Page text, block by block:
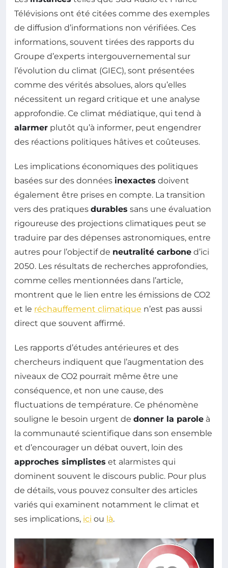
Télévisions ont été citées comme des exemples
de diffusion d’informations non vérifiées. Ces
informations, souvent tirées des rapports du
Groupe d’experts intergouvernemental sur
l’évolution du climat (GIEC), sont présentées
comme des vérités absolues, alors qu’elles
nécessitent un regard critique et une analyse
approfondie. Ce climat médiatique, qui tend à
alarmer plutôt qu’à informer, peut engendrer
des réactions politiques hâtives et coûteuses.
Les implications économiques des politiques
basées sur des données inexactes doivent
également être prises en compte. La transition
vers des pratiques durables sans une évaluation
rigoureuse des projections climatiques peut se
traduire par des dépenses astronomiques, entre
autres pour l’objectif de neutralité carbone d’ici
2050. Les résultats de recherches approfondies,
comme celles mentionnées dans l’article,
montrent que le lien entre les émissions de CO2
et le réchauffement climatique n’est pas aussi
direct que souvent affirmé.
Les rapports d’études antérieures et des
chercheurs indiquent que l’augmentation des
niveaux de CO2 pourrait même être une
conséquence, et non une cause, des
fluctuations de température. Ce phénomène
souligne le besoin urgent de donner la parole à
la communauté scientifique dans son ensemble
et d’encourager un débat ouvert, loin des
approches simplistes et alarmistes qui
dominent souvent le discours public. Pour plus
de détails, vous pouvez consulter des articles
variés qui examinent notamment le climat et
ses implications, ici ou là.